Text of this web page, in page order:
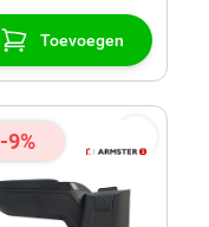
Toevoegen
-9%